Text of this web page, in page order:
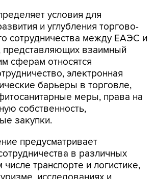
условия для
и углубления торгово-
сотрудничества между ЕАЭС и
взаимный
сферам относятся
электронная
барьеры в торговле,
меры, права на
собственность,
закупки.
предусматривает
в различных
числе транспорте и логистике,